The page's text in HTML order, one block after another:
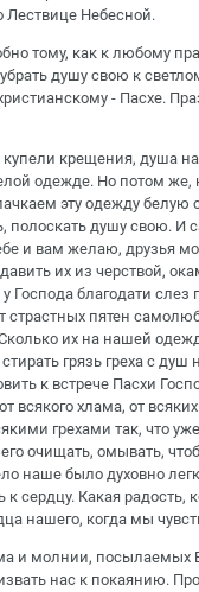
Лествице Небесной.
тому, как к любому
душу свою к
- Пасхе.
крещения, душа
одежде. Но потом же,
эту одежду белую
полоскать душу свою. И
и вам желаю, друзья
их из черствой,
Господа благодати слез
страстных пятен
их на нашей
грязь греха с душ
к встрече Пасхи
всякого хлама, от
грехами так, что
очищать, омывать,
наше было духовно
сердцу. Какая радость,
нашего, когда мы
и молнии, посылаемых
нас к покаянию.